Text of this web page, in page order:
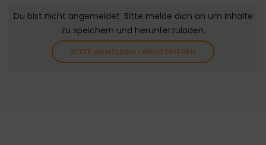
Du bist nicht angemeldet. Bitte melde dich an um Inhalte
zu speichern und herunterzuladen.
JETZT ANMELDEN / REGISTRIEREN